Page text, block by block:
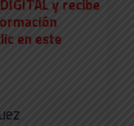
y recibe
en este